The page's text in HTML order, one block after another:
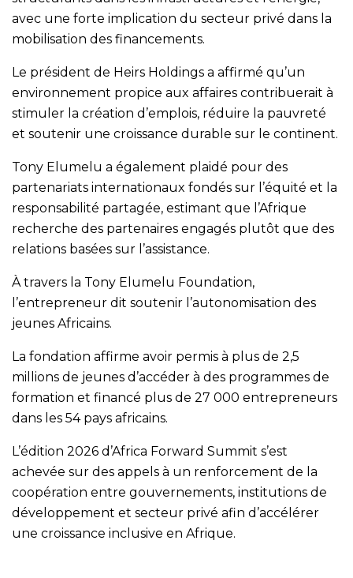
avec une forte implication du secteur privé dans la
mobilisation des financements.
Le président de Heirs Holdings a affirmé qu’un
environnement propice aux affaires contribuerait à
stimuler la création d’emplois, réduire la pauvreté
et soutenir une croissance durable sur le continent.
Tony Elumelu a également plaidé pour des
partenariats internationaux fondés sur l’équité et la
responsabilité partagée, estimant que l’Afrique
recherche des partenaires engagés plutôt que des
relations basées sur l’assistance.
À travers la Tony Elumelu Foundation,
l’entrepreneur dit soutenir l’autonomisation des
jeunes Africains.
La fondation affirme avoir permis à plus de 2,5
millions de jeunes d’accéder à des programmes de
formation et financé plus de 27 000 entrepreneurs
dans les 54 pays africains.
L’édition 2026 d’Africa Forward Summit s’est
achevée sur des appels à un renforcement de la
coopération entre gouvernements, institutions de
développement et secteur privé afin d’accélérer
une croissance inclusive en Afrique.